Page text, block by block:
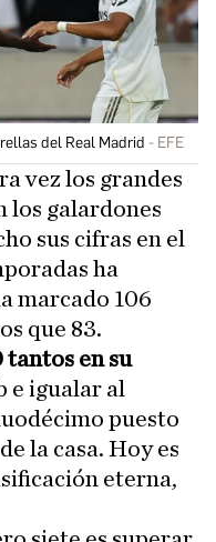
del Real Madrid EFE
vez los grandes
los galardones
sus cifras en el
ha
marcado 106
que 83.
tantos en su
e igualar al
puesto
la casa. Hoy es
eterna,